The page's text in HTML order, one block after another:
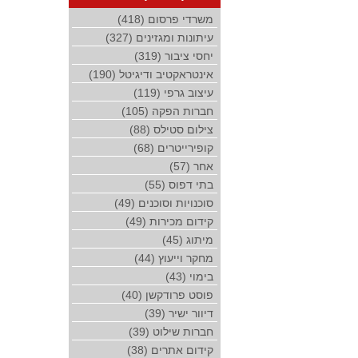
משרדי פרסום (418)
עיתונות ומגזינים (327)
יחסי ציבור (319)
אינטראקטיב ודיגיטל (190)
עיצוב גרפי (119)
חברות הפקה (105)
צילום סטילס (88)
קופירייטרים (68)
אחר (57)
בתי דפוס (55)
סוכנויות וסוכנים (49)
קידום מכירות (49)
מיתוג (45)
מחקר וייעוץ (44)
בימוי (43)
פוסט פרודקשן (40)
דיוור ישיר (39)
חברות שילוט (39)
קידום אתרים (38)